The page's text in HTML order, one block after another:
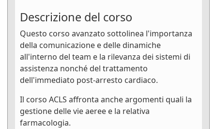
Descrizione del corso
Questo corso avanzato sottolinea l'importanza
della comunicazione e delle dinamiche
all'interno del team e la rilevanza dei sistemi di
assistenza nonché del trattamento
dell'immediato post-arresto cardiaco.
Il corso ACLS affronta anche argomenti quali la
gestione delle vie aeree e la relativa
farmacologia.